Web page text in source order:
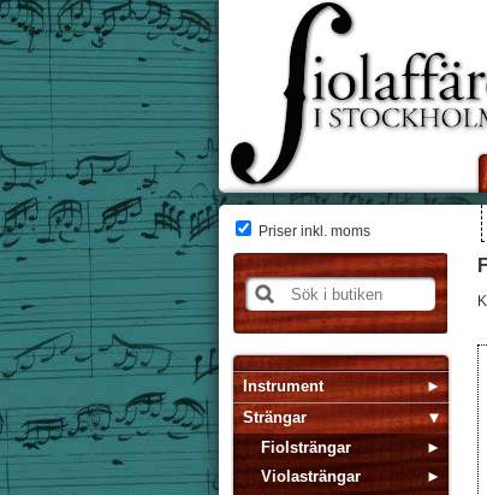
Priser inkl. moms
Instrument
Strängar
Fiolsträngar
Violasträngar